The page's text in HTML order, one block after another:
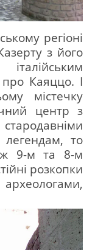
регіоні
з його
Каяццо. І
містечку
центр з
то
9-м та 8-м
розкопки